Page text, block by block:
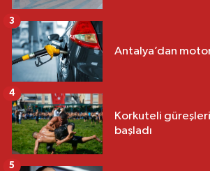
Antalya’dan
3
Korkuteli
başladı
4
5